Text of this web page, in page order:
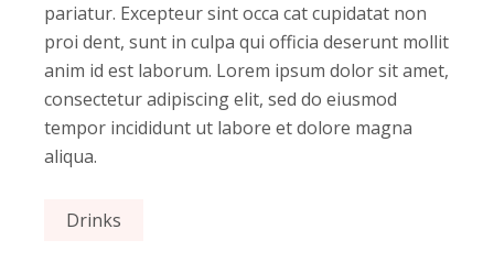
pariatur. Excepteur sint occa cat cupidatat non
proi dent, sunt in culpa qui officia deserunt mollit
anim id est laborum. Lorem ipsum dolor sit amet,
consectetur adipiscing elit, sed do eiusmod
tempor incididunt ut labore et dolore magna
aliqua.
Drinks